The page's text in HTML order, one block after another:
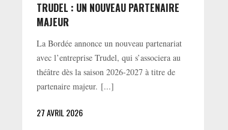
TRUDEL : UN NOUVEAU PARTENAIRE
MAJEUR
La Bordée annonce un nouveau partenariat
avec l’entreprise Trudel, qui s’associera au
théâtre dès la saison 2026-2027 à titre de
partenaire majeur. [...]
27 AVRIL 2026